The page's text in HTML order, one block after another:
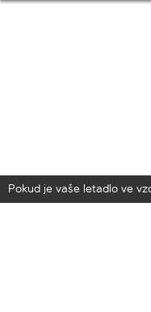
Pokud je vaše letadlo ve